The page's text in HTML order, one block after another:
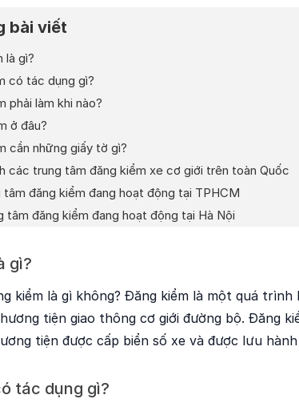
bài viết
là gì?
có tác dụng gì?
phải làm khi nào?
ở đâu?
cần những giấy tờ gì?
các trung tâm đăng kiểm xe cơ giới trên toàn Quốc
tâm đăng kiểm đang hoạt động tại TPHCM
tâm đăng kiểm đang hoạt động tại Hà Nội
gì?
kiểm là gì không? Đăng kiểm là một quá
tiện giao thông cơ giới đường bộ. Đăng
tiện được cấp biển số xe và được lưu
tác dụng gì?